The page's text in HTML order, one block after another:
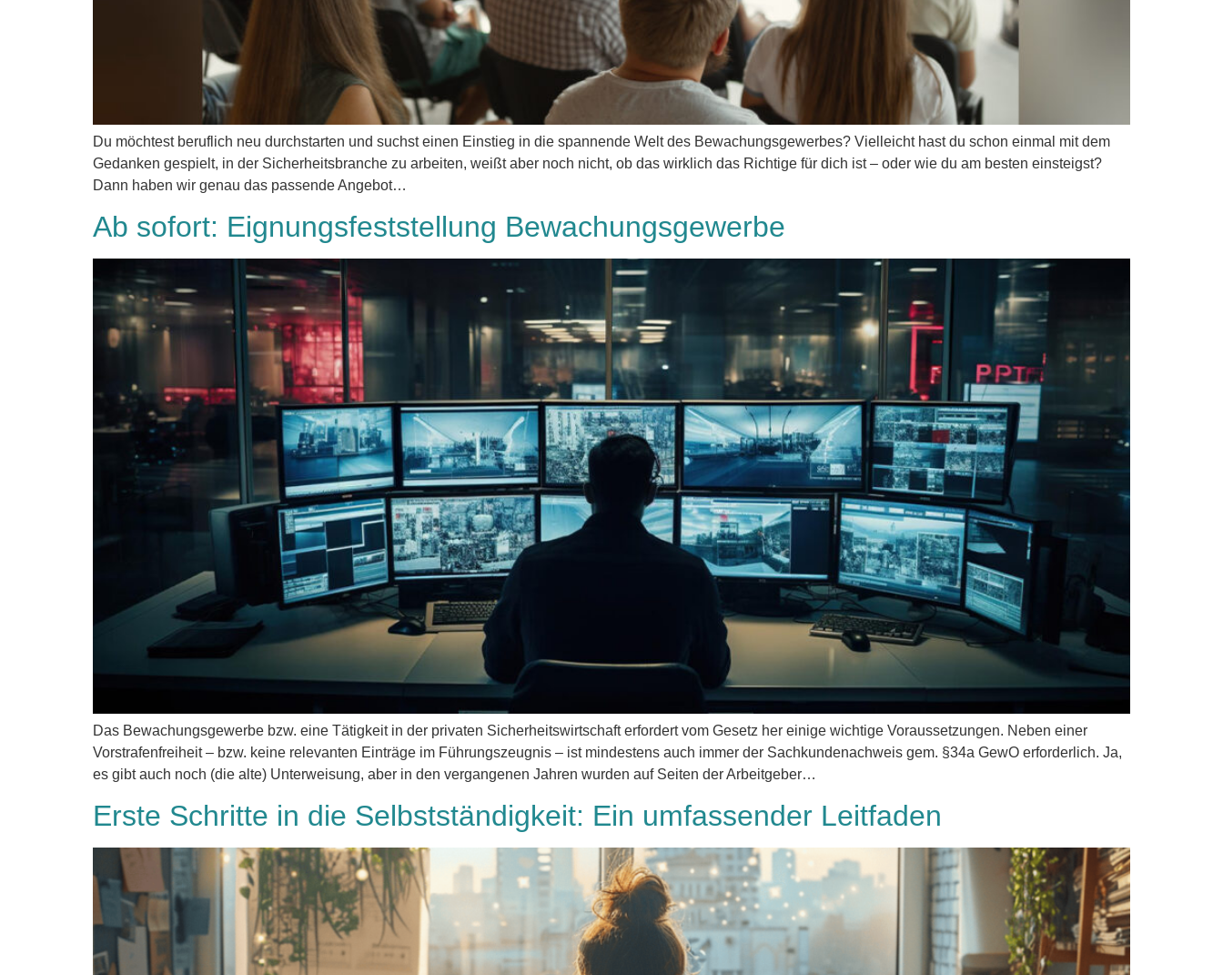
Du möchtest beruflich neu durchstarten und suchst einen Einstieg in die spannende Welt des Bewachungsgewerbes? Vielleicht hast du schon einmal mit dem
Gedanken gespielt, in der Sicherheitsbranche zu arbeiten, weißt aber noch nicht, ob das wirklich das Richtige für dich ist – oder wie du am besten einsteigst?
Dann haben wir genau das passende Angebot…
Ab sofort: Eignungsfeststellung Bewachungsgewerbe
Das Bewachungsgewerbe bzw. eine Tätigkeit in der privaten Sicherheitswirtschaft erfordert vom Gesetz her einige wichtige Voraussetzungen. Neben einer
Vorstrafenfreiheit – bzw. keine relevanten Einträge im Führungszeugnis – ist mindestens auch immer der Sachkundenachweis gem. §34a GewO erforderlich. Ja,
es gibt auch noch (die alte) Unterweisung, aber in den vergangenen Jahren wurden auf Seiten der Arbeitgeber…
Erste Schritte in die Selbstständigkeit: Ein umfassender Leitfaden